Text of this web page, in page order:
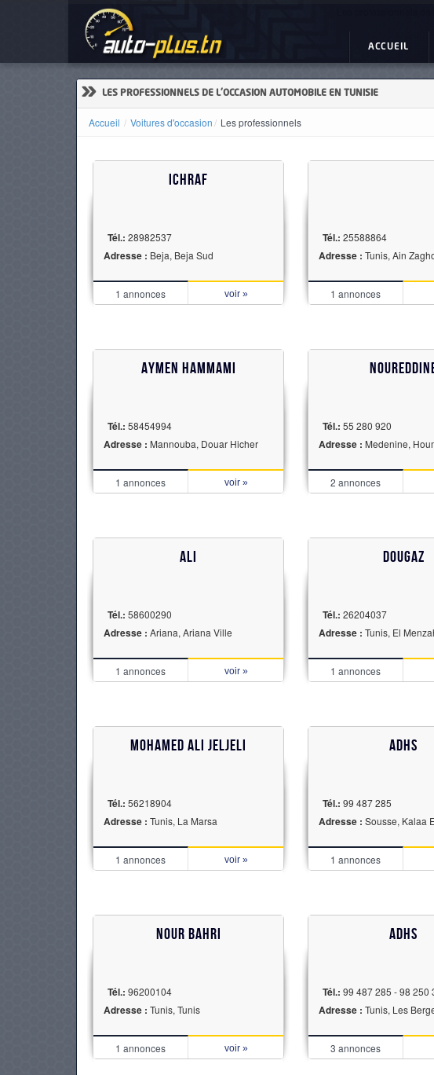
ACCUEIL
» LES PROFESSIONNELS DE L'OCCASION AUTOMOBILE EN TUNISIE
Accueil Voitures d'occasion Les professionnels
ICHRAF
Tél.: 28982537
Adresse : Beja, Beja Sud
1 annonces voir »
Tél.: 25588864
Adresse : Tunis, Ain
1 annonces
Aymen hammami
Tél.: 58454994
Adresse : Mannouba, Douar Hicher
1 annonces voir »
Tél.: 55 280 920
Adresse : Medenine,
2 annonces
ALI
Tél.: 58600290
Adresse : Ariana, Ariana Ville
1 annonces voir »
Dougaz
Tél.: 26204037
Adresse : Tunis, El
1 annonces
Mohamed Ali Jeljeli
Tél.: 56218904
Adresse : Tunis, La Marsa
1 annonces voir »
ADHS
Tél.: 99 487 285
Adresse : Sousse, Kalaa
1 annonces
Nour bahri
Tél.: 96200104
Adresse : Tunis, Tunis
1 annonces voir »
ADHS
Tél.: 99 487 285 - 98 250
Adresse : Tunis, Les
3 annonces
ACTUALITÉS
D'OCCASION